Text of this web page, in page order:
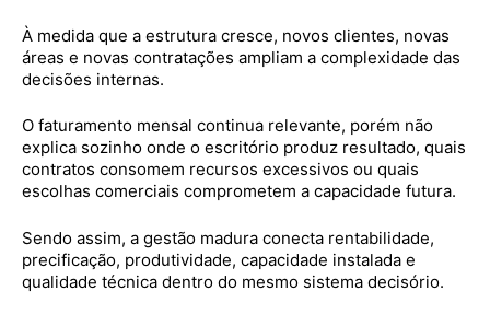
À medida que a estrutura cresce, novos clientes, novas
áreas e novas contratações ampliam a complexidade das
decisões internas.
O faturamento mensal continua relevante, porém não
explica sozinho onde o escritório produz resultado, quais
contratos consomem recursos excessivos ou quais
escolhas comerciais comprometem a capacidade futura.
Sendo assim, a gestão madura conecta rentabilidade,
precificação, produtividade, capacidade instalada e
qualidade técnica dentro do mesmo sistema decisório.